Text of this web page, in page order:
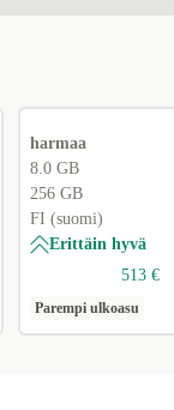
harmaa
8.0 GB
256 GB
FI (suomi)
Erittäin hyvä
513 €
Parempi ulkoasu